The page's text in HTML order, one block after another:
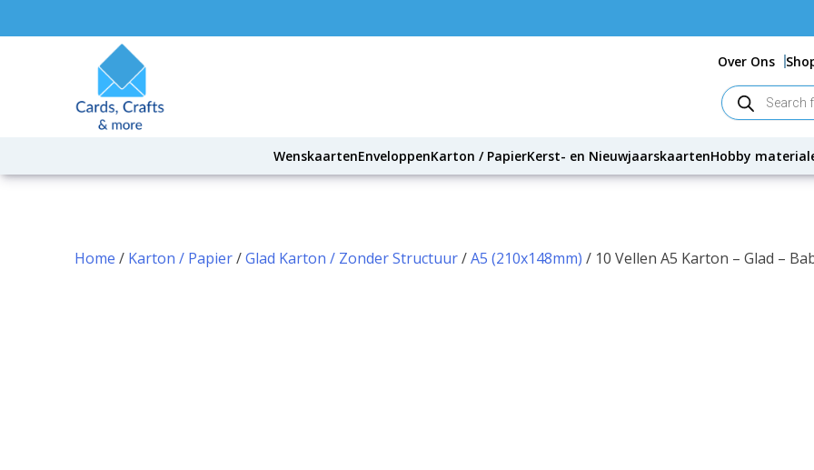
to
Over Ons
Producten
zoeken
WenskaartenEnveloppenKarton / PapierKerst- en NieuwjaarskaartenHobby
Home / Karton / Papier/Glad Karton / Zonder Structuur/A5 (210x148mm) / 10 Vellen A5 Karton – Glad –